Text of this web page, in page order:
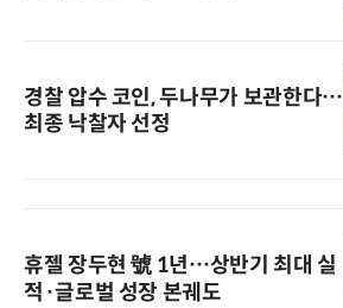
경찰 압수 코인, 두나무가 보관한다…
최종 낙찰자 선정
휴젤 장두현 號 1년…상반기 최대 실
적·글로벌 성장 본궤도